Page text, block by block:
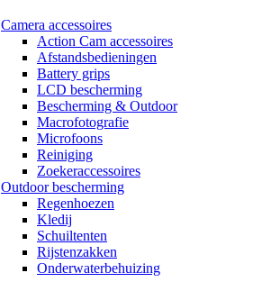
Camera accessoires
Action Cam accessoires
Afstandsbedieningen
Battery grips
LCD bescherming
Bescherming & Outdoor
Macrofotografie
Microfoons
Reiniging
Zoekeraccessoires
Outdoor bescherming
Regenhoezen
Kledij
Schuiltenten
Rijstenzakken
Onderwaterbehuizing